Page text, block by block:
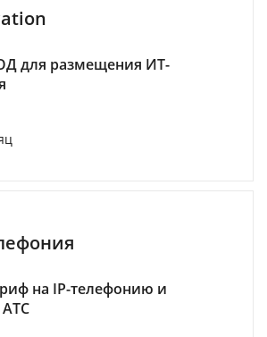
для размещения ИТ-
на IP-телефонию и